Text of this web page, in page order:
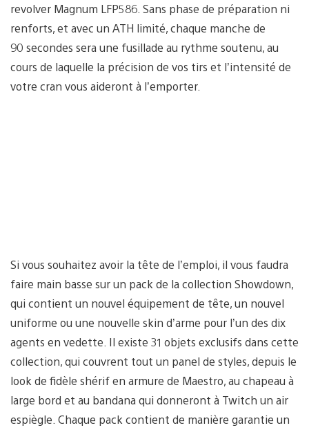
revolver Magnum LFP586. Sans phase de préparation ni
renforts, et avec un ATH limité, chaque manche de
90 secondes sera une fusillade au rythme soutenu, au
cours de laquelle la précision de vos tirs et l’intensité de
votre cran vous aideront à l’emporter.
Si vous souhaitez avoir la tête de l’emploi, il vous faudra
faire main basse sur un pack de la collection Showdown,
qui contient un nouvel équipement de tête, un nouvel
uniforme ou une nouvelle skin d’arme pour l’un des dix
agents en vedette. Il existe 31 objets exclusifs dans cette
collection, qui couvrent tout un panel de styles, depuis le
look de fidèle shérif en armure de Maestro, au chapeau à
large bord et au bandana qui donneront à Twitch un air
espiègle. Chaque pack contient de manière garantie un